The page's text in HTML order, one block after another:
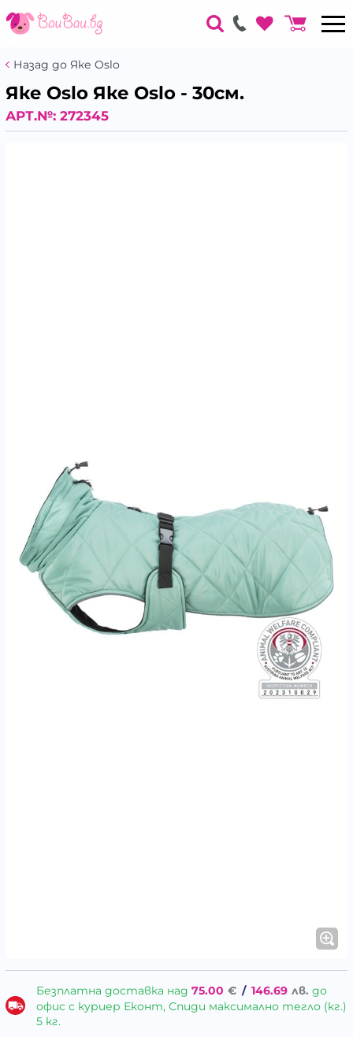
Назад до Яке Oslo
Яке Oslo Яке Oslo - 30см.
АРТ.№: 272345
Безплатна доставка над 75.00 € / 146.69 лв. до
офис с куриер Еконт, Спиди максимално тегло (кг.)
5 кг.